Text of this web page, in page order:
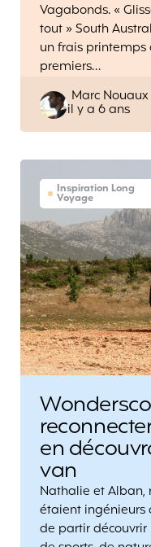
Vagabonds. «
tout » South
un frais
premiers…
Posted
by
Marc Nouaux
il y a 6 ans
Inspiration Long
Voyage
en
van
Nathalie et Alban,
étaient ingénieurs
de partir découvrir